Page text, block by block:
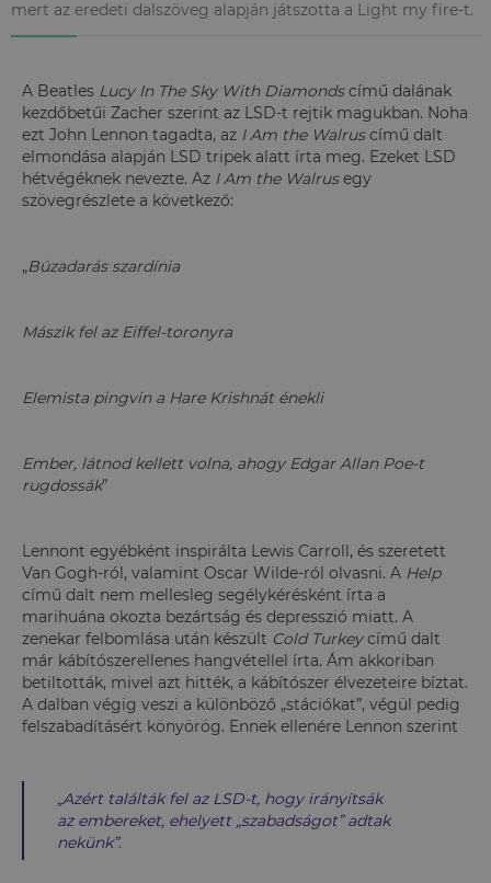
mert az eredeti dalszöveg alapján játszotta a Light my fire-t.
A Beatles Lucy In The Sky With Diamondscímű dalának
kezdőbetűi Zacher szerint az LSD-t rejtik magukban. Noha
ezt John Lennon tagadta, az I Am the Walruscímű dalt
elmondása alapján LSD tripek alatt írta meg. Ezeket LSD
hétvégéknek nevezte. Az I Am the Walrusegy
szövegrészlete a következő:
„Búzadarás szardínia
Mászik fel az Eiffel-toronyra
Elemista pingvin a Hare Krishnát énekli
Ember, látnod kellett volna, ahogy Edgar Allan Poe-t
rugdossák”
Lennont egyébként inspirálta Lewis Carroll, és szeretett
Van Gogh-ról, valamint Oscar Wilde-ról olvasni. A Help
című dalt nem mellesleg segélykérésként írta a
marihuána okozta bezártság és depresszió miatt. A
zenekar felbomlása után készült Cold Turkeycímű dalt
már kábítószerellenes hangvétellel írta. Ám akkoriban
betiltották, mivel azt hitték, a kábítószer élvezeteire bíztat.
A dalban végig veszi a különböző „stációkat”, végül pedig
felszabadításért könyörög. Ennek ellenére Lennon szerint
„Azért találták fel az LSD-t, hogy irányítsák
az embereket, ehelyett „szabadságot” adtak
nekünk”.